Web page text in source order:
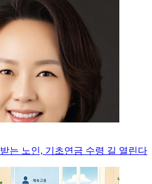
는 노인, 기초연금 수령 길 열린다